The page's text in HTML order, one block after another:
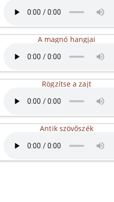
A magnó hangjai
Rögzítse a zajt
Antik szövőszék